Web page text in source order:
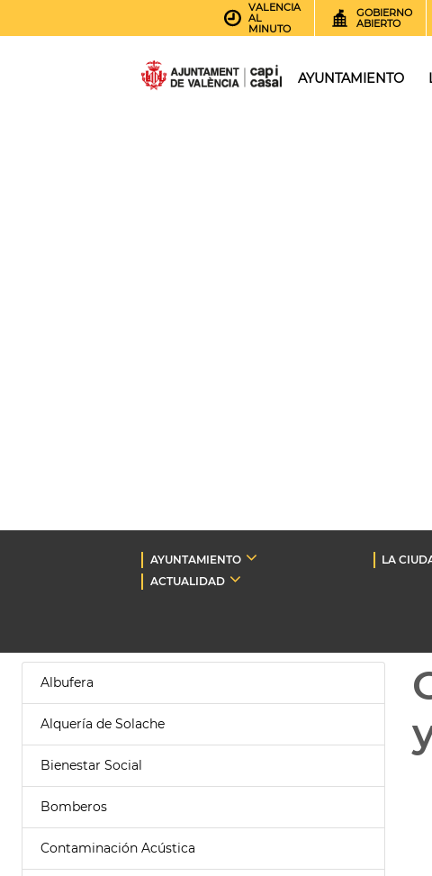
VALENCIA
AL
MINUTO
GOBIERNO
ABIERTO
AYUNTAMIENTO
AYUNTAMIENTO LA
ACTUALIDAD
Albufera
Alquería de Solache
Bienestar Social
Bomberos
Contaminación Acústica